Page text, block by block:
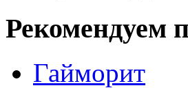
Рекомендуем
Гайморит